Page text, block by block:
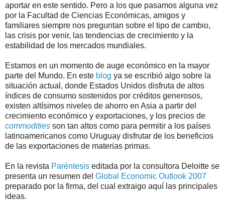
aportar en este sentido. Pero a los que pasamos alguna vez
por la Facultad de Ciencias Económicas, amigos y
familiares siempre nos preguntan sobre el tipo de cambio,
las crisis por venir, las tendencias de crecimiento y la
estabilidad de los mercados mundiales.
Estamos en un momento de auge económico en la mayor
parte del Mundo. En este blog ya se escribió algo sobre la
situación actual, donde Estados Unidos disfruta de altos
índices de consumo sostenidos por créditos generosos,
existen altísimos niveles de ahorro en Asia a partir del
crecimiento económico y exportaciones, y los precios de
commodities son tan altos como para permitir a los países
latinoamericanos como Uruguay disfrutar de los beneficios
de las exportaciones de materias primas.
En la revista Paréntesis editada por la consultora Deloitte se
presenta un resumen del Global Economic Outlook 2007
preparado por la firma, del cual extraigo aquí las principales
ideas.